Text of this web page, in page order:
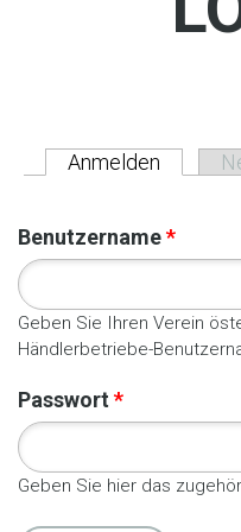
Anmelden (aktiver
Benutzername*
Geben Sie Ihren Verein
Händlerbetriebe-
Passwort *
Geben Sie hier das